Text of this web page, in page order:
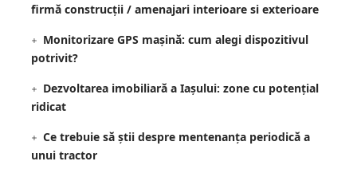
firmă construcții / amenajari interioare si exterioare
Monitorizare GPS mașină: cum alegi dispozitivul
potrivit?
Dezvoltarea imobiliară a Iașului: zone cu potențial
ridicat
Ce trebuie să știi despre mentenanța periodică a
unui tractor